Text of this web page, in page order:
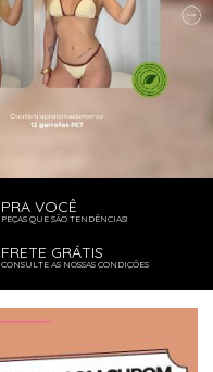
PRA VOCÊ
PEÇAS QUE SÃO TENDÊNCIAS!
FRETE GRÁTIS
CONSULTE AS NOSSAS CONDIÇÕES